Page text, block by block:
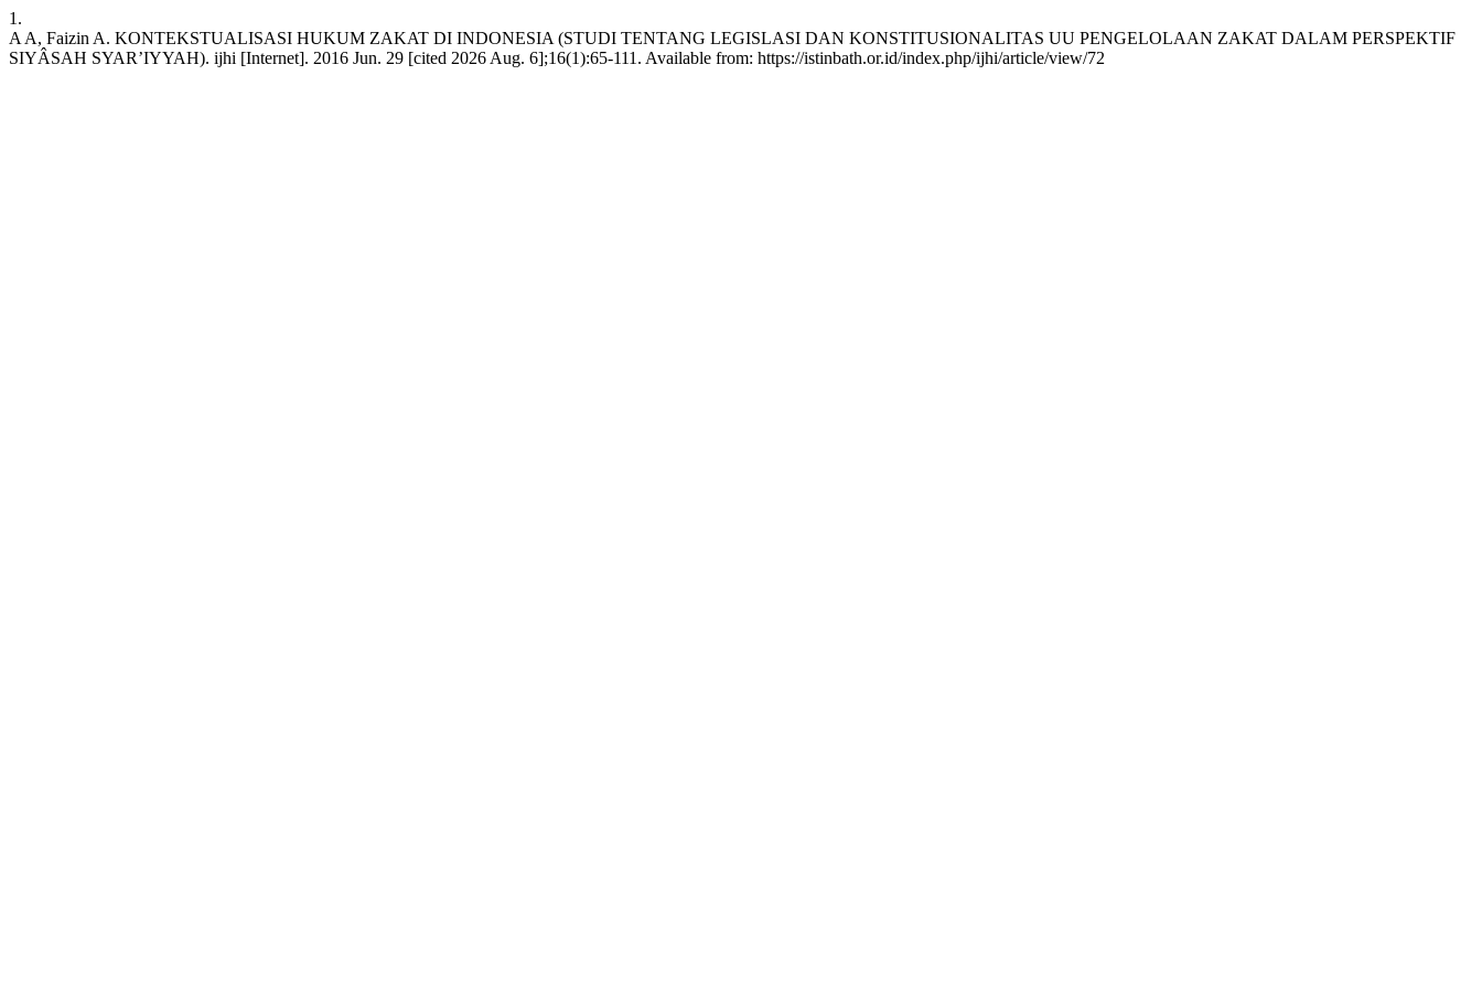
1.
A A, Faizin A. KONTEKSTUALISASI HUKUM ZAKAT DI INDONESIA (STUDI TENTANG LEGISLASI DAN KONSTITUSIONALITAS UU PENGELOLAAN ZAKAT DALAM PERSPEKTIF
SIYÂSAH SYAR’IYYAH). ijhi [Internet]. 2016 Jun. 29 [cited 2026 Aug. 6];16(1):65-111. Available from: https://istinbath.or.id/index.php/ijhi/article/view/72